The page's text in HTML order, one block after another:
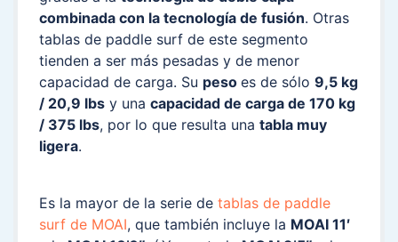
combinada con la tecnología de fusión. Otras
tablas de paddle surf de este segmento
tienden a ser más pesadas y de menor
capacidad de carga. Su peso es de sólo 9,5 kg
/ 20,9 lbs y una capacidad de carga de 170 kg
/ 375 lbs, por lo que resulta una tabla muy
ligera.
Es la mayor de la serie de tablas de paddle
surf de MOAI, que también incluye la MOAI 11′